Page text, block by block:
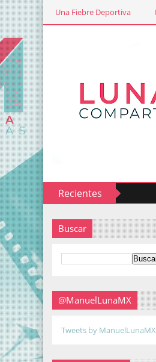
Una Fiebre Deportiva
Recientes
Buscar
@ManuelLunaMX
Tweets by ManuelLunaMX